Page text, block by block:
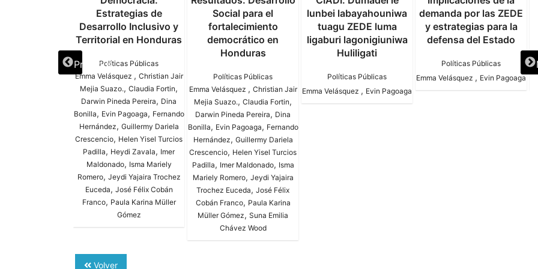
Previous
Estrategias de
Desarrollo Inclusivo y
Territorial en Honduras
Políticas Públicas
Emma Velásquez , Christian Jair
Mejia Suazo., Claudia Fortin,
Darwin Pineda Pereira, Dina
Bonilla, Evin Pagoaga, Fernando
Hernández, Guillermy Dariela
Crescencio, Helen Yisel Turcios
Padilla, Heydi Zavala, Imer
Maldonado, Isma Mariely
Romero, Jeydi Yajaira Trochez
Euceda, José Félix Cobán
Franco, Paula Karina Müller
Gómez
Social para el
fortalecimiento
democrático en
Honduras
Políticas Públicas
Emma Velásquez , Christian Jair
Mejia Suazo., Claudia Fortin,
Darwin Pineda Pereira, Dina
Bonilla, Evin Pagoaga, Fernando
Hernández, Guillermy Dariela
Crescencio, Helen Yisel Turcios
Padilla, Imer Maldonado, Isma
Mariely Romero, Jeydi Yajaira
Trochez Euceda, José Félix
Cobán Franco, Paula Karina
Müller Gómez, Suna Emilia
Chávez Wood
lunbei labayahouniwa
tuagu ZEDE luma
ligaburi lagonigiuniwa
Huliligati
Políticas Públicas
Emma Velásquez , Evin Pagoaga
demanda por las ZEDE
y estrategias para la
defensa del Estado
Políticas Públicas
Emma Velásquez , Evin Pagoaga
Volver